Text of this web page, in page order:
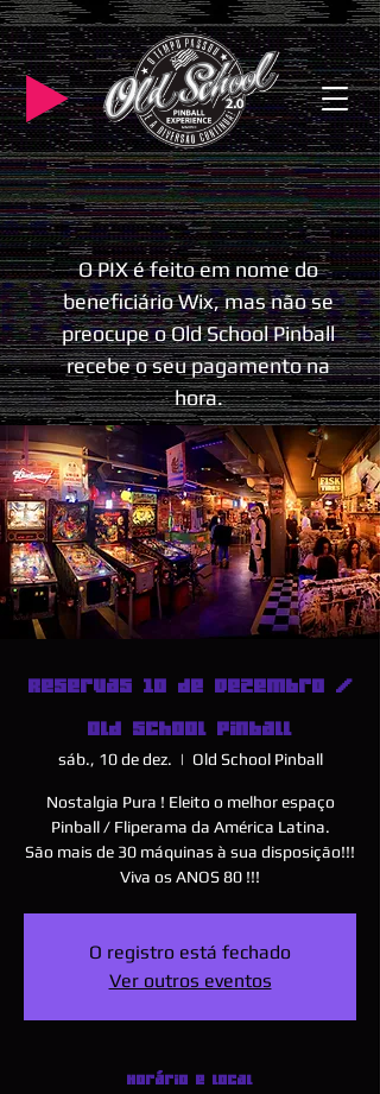
O PIX é feito em nome do
beneficiário Wix, mas não se
preocupe o Old School Pinball
recebe o seu pagamento na
hora.
Reservas 10 de Dezembro /
Old School Pinball
sáb., 10 de dez.
  |
Old School Pinball
Nostalgia Pura ! Eleito o melhor espaço
Pinball / Fliperama da América Latina.
São mais de 30 máquinas à sua disposição!!!
Viva os ANOS 80 !!!
O registro está fechado
Ver outros eventos
Horário e local